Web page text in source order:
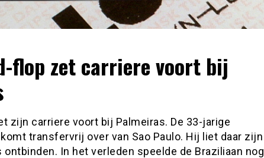
flop zet carriere voort bij
zijn carriere voort bij Palmeiras. De 33-jarige
transfervrij over van Sao Paulo. Hij liet daar zijn
In het verleden speelde de Braziliaan nog